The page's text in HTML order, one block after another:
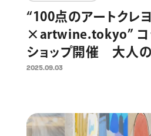
“100点のアートクレ
×artwine.tokyo” コ
ショップ開催 大人
な体験が、大人の隠れ
2025.09.03